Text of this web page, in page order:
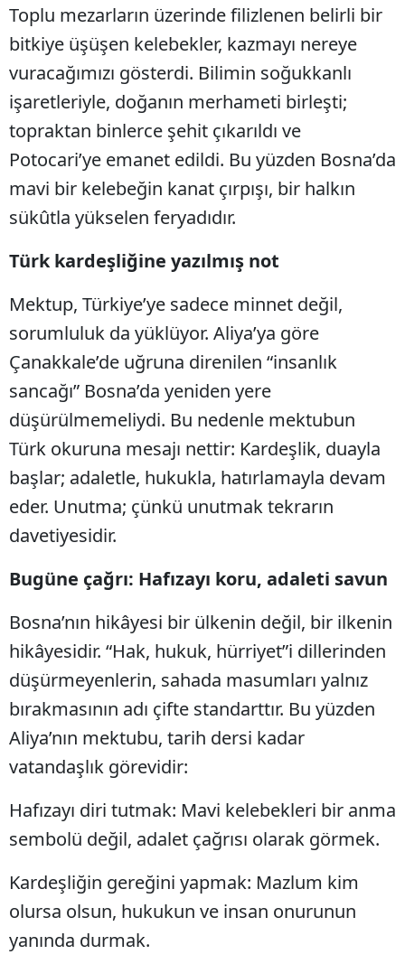
Toplu mezarların üzerinde filizlenen belirli bir
bitkiye üşüşen kelebekler, kazmayı nereye
vuracağımızı gösterdi. Bilimin soğukkanlı
işaretleriyle, doğanın merhameti birleşti;
topraktan binlerce şehit çıkarıldı ve
Potocari’ye emanet edildi. Bu yüzden Bosna’da
mavi bir kelebeğin kanat çırpışı, bir halkın
sükûtla yükselen feryadıdır.
Türk kardeşliğine yazılmış not
Mektup, Türkiye’ye sadece minnet değil,
sorumluluk da yüklüyor. Aliya’ya göre
Çanakkale’de uğruna direnilen “insanlık
sancağı” Bosna’da yeniden yere
düşürülmemeliydi. Bu nedenle mektubun
Türk okuruna mesajı nettir: Kardeşlik, duayla
başlar; adaletle, hukukla, hatırlamayla devam
eder. Unutma; çünkü unutmak tekrarın
davetiyesidir.
Bugüne çağrı: Hafızayı koru, adaleti savun
Bosna’nın hikâyesi bir ülkenin değil, bir ilkenin
hikâyesidir. “Hak, hukuk, hürriyet”i dillerinden
düşürmeyenlerin, sahada masumları yalnız
bırakmasının adı çifte standarttır. Bu yüzden
Aliya’nın mektubu, tarih dersi kadar
vatandaşlık görevidir:
Hafızayı diri tutmak: Mavi kelebekleri bir anma
sembolü değil, adalet çağrısı olarak görmek.
Kardeşliğin gereğini yapmak: Mazlum kim
olursa olsun, hukukun ve insan onurunun
yanında durmak.